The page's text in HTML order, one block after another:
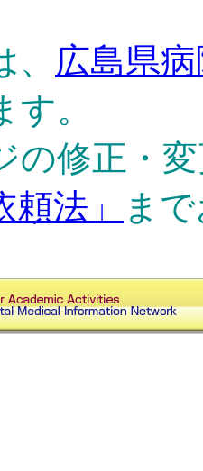
広島県
。
の修正・
法」
ま